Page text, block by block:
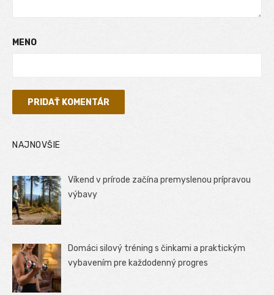
MENO
NAJNOVŠIE
Víkend v prírode začína premyslenou prípravou
výbavy
Domáci silový tréning s činkami a praktickým
vybavením pre každodenný progres